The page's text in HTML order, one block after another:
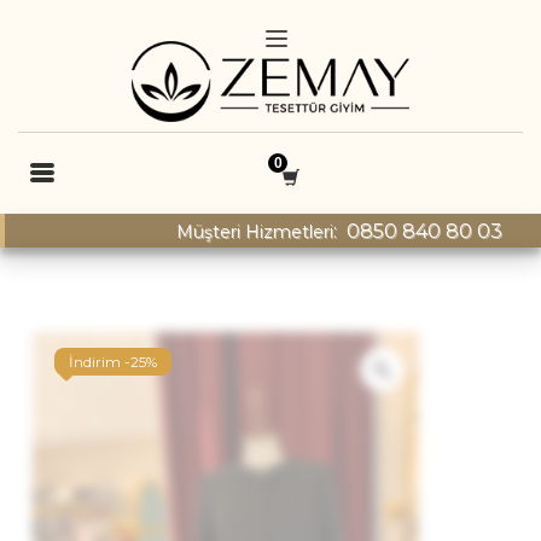
Müşteri Hizmetleri: 0850 840 80 03
İndirim -25%